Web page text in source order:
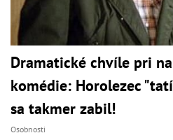
Dramatické chvíle pri
komédie: Horolezec
sa takmer zabil!
Osobnosti